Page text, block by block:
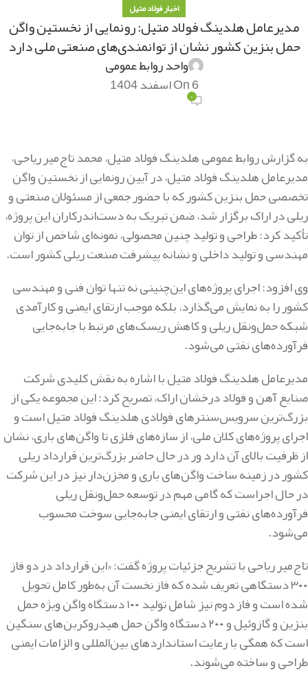
اخبار فولاد متیل
مدیرعامل هلدینگ فولاد متیل: رونمایی از نخستین واگن
حمل بنزین کشور نشان از توانمندی‌های صنعتی ملی دارد
واحد روابط عمومی
On 6 اسفند 1404
۰
به گزارش روابط عمومی هلدینگ فولاد متیل، محمد تاج‌میر ریاحی،
مدیرعامل هلدینگ فولاد متیل، در آیین رونمایی از نخستین واگن
تخصصی حمل بنزین کشور که با حضور جمعی از مسئولان صنعتی و
ریلی در اراک برگزار شد، ضمن تبریک به دست‌اندرکاران این پروژه،
تأکید کرد: طراحی و تولید چنین محصولی، نمونه‌ای شاخص از توان
مهندسی و تولید داخلی و نشانه پیشرفت صنعت ریلی کشور است.
وی افزود: اجرای پروژه‌های این‌چنینی نه تنها توان فنی و مهندسی
کشور را به نمایش می‌گذارد، بلکه موجب ارتقای ایمنی و کارآمدی
شبکه حمل‌ونقل ریلی و کاهش ریسک‌های مرتبط با جابه‌جایی
فرآورده‌های نفتی می‌شود.
مدیرعامل هلدینگ فولاد متیل با اشاره به نقش کلیدی شرکت
صنایع آهن و فولاد درخشان اراک، تصریح کرد: این مجموعه یکی از
بزرگ‌ترین سرویس‌سنترهای فولادی هلدینگ فولاد متیل است و
اجرای پروژه‌های کلان ملی، از سازه‌های فلزی تا واگن‌های باری، نشان
از ظرفیت بالای آن دارد ور در حال حاضر بزرگ‌ترین قرارداد ریلی
کشور در زمینه ساخت واگن‌های باری و مخزن‌دار نیز در این شرکت
در حال اجراست که گامی مهم در توسعه حمل‌ونقل ریلی
فرآورده‌های نفتی و ارتقای ایمنی جابه‌جایی سوخت محسوب
می‌شود.
تاج‌میر ریاحی با تشریح جزئیات پروژه گفت: «این قرارداد در دو فاز
۳۰۰ دستگاهی تعریف شده که فاز نخست آن به‌طور کامل تحویل
شده است و فاز دوم نیز شامل تولید ۱۰۰ دستگاه واگن ویژه حمل
بنزین و گازوئیل و ۲۰۰ دستگاه واگن حمل هیدروکربن‌های سنگین
است که همگی با رعایت استانداردهای بین‌المللی و الزامات ایمنی
طراحی و ساخته می‌شوند.